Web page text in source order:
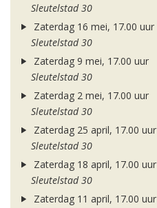
Sleutelstad 30
Zaterdag 16 mei, 17.00 uur
Sleutelstad 30
Zaterdag 9 mei, 17.00 uur
Sleutelstad 30
Zaterdag 2 mei, 17.00 uur
Sleutelstad 30
Zaterdag 25 april, 17.00 uur
Sleutelstad 30
Zaterdag 18 april, 17.00 uur
Sleutelstad 30
Zaterdag 11 april, 17.00 uur